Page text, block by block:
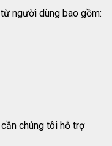
người dùng bao gồm:
chúng tôi hỗ trợ